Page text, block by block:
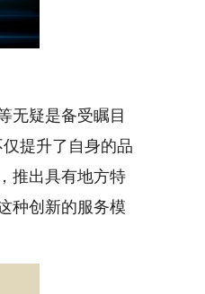
疑是备受瞩目
提升了自身的品
推出具有地方特
种创新的服务模